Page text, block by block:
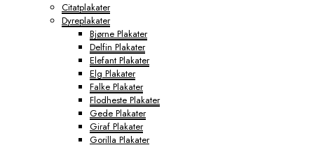
Citatplakater
Dyreplakater
Bjørne Plakater
Delfin Plakater
Elefant Plakater
Elg Plakater
Falke Plakater
Flodheste Plakater
Gede Plakater
Giraf Plakater
Gorilla Plakater